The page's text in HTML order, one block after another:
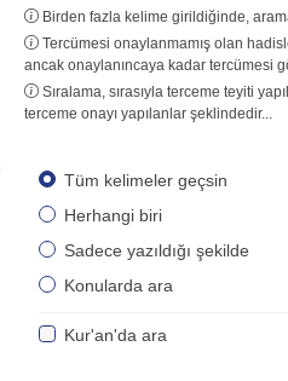
Birden fazla kelime girildiğinde,
Tercümesi onaylanmamış olan
ancak onaylanıncaya kadar tercümesi
Sıralama, sırasıyla terceme teyiti
terceme onayı yapılanlar şeklindedir...
Tüm kelimeler geçsin
Herhangi biri
Sadece yazıldığı şekilde
Konularda ara
Kur'an'da ara